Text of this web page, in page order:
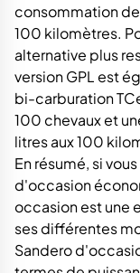
consommation
100 kilomètres.
alternative plus
version GPL est
bi-carburation
100 chevaux et
litres aux 100
En résumé, si
d'occasion
occasion est une
ses différentes
Sandero